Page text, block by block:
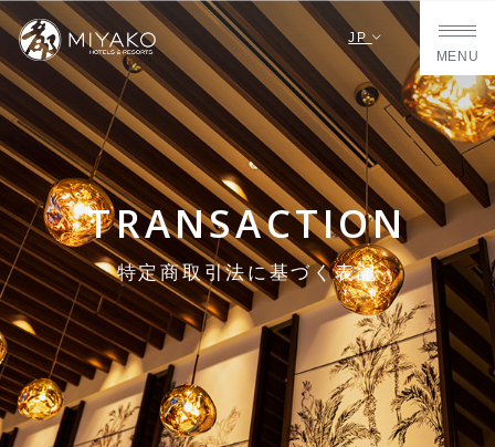
JP
MENU
TRANSACTION
特定商取引法に基づく表記